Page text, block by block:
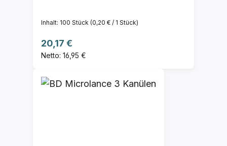
Inhalt: 100 Stück (0,20 € / 1 Stück)
Regulärer Preis:
20,17 €
Netto: 16,95 €